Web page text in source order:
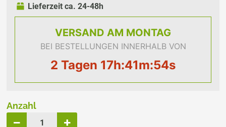
Lieferzeit ca. 24-48h
VERSAND AM MONTAG
BEI BESTELLUNGEN INNERHALB VON
2 Tagen 17h:41m:53s
Anzahl